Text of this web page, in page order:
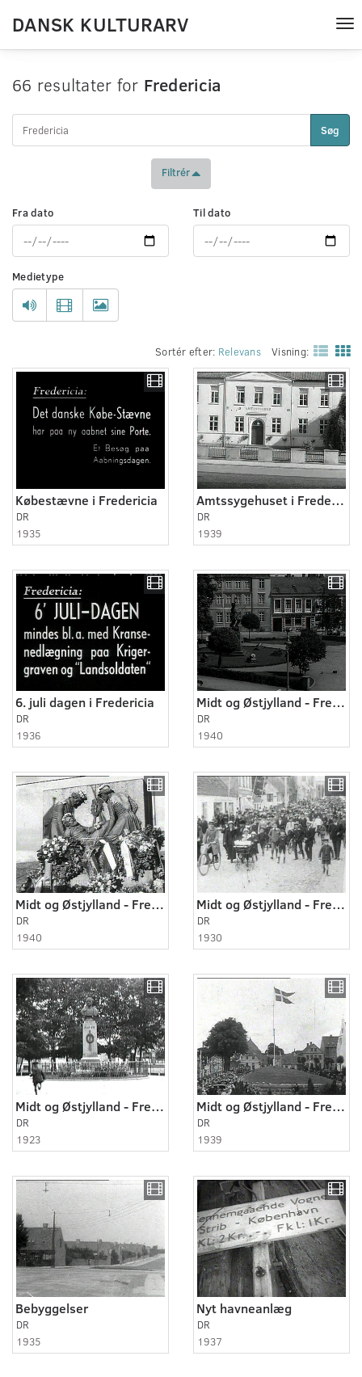
DANSK KULTURARV
66 resultater for Fredericia
Søg
Filtrér
Fra dato Til dato
Medietype
Sortér efter: Relevans Visning:
Købestævne i Fredericia
DR
1935
Amtssygehuset i Fredericia
DR
1939
6. juli dagen i Fredericia
DR
1936
Midt og Østjylland - Fredericia og omegn 1940
DR
1940
Midt og Østjylland - Fredericia 1940
DR
1940
Midt og Østjylland - Fredericia ca. 1930
DR
1930
Midt og Østjylland - Fredericia og omegn 1923
DR
1923
Midt og Østjylland - Fredericia 1939
DR
1939
Bebyggelser
DR
1935
Nyt havneanlæg
DR
1937